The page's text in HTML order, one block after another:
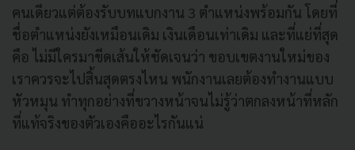
คนเดียวแต่ต้องรับบทแบกงาน 3 ตำแหน่งพร้อมกัน โดยที่
ชื่อตำแหน่งยังเหมือนเดิม เงินเดือนเท่าเดิม และที่แย่ที่สุด
คือ ไม่มีใครมาขีดเส้นให้ชัดเจนว่า ขอบเขตงานใหม่ของ
เราควรจะไปสิ้นสุดตรงไหน พนักงานเลยต้องทำงานแบบ
หัวหมุน ทำทุกอย่างที่ขวางหน้าจนไม่รู้ว่าตกลงหน้าที่หลัก
ที่แท้จริงของตัวเองคืออะไรกันแน่